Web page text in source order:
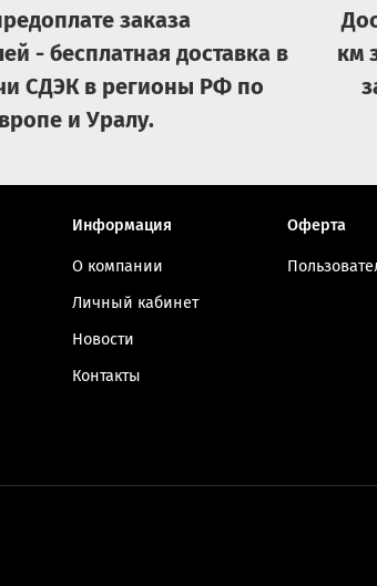
заказа
- бесплатная доставка в
СДЭК в регионы РФ по
и Уралу.
км
Информация
О компании
Личный кабинет
Новости
Контакты
Оферта